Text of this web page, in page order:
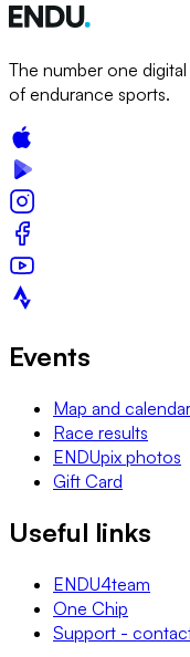
The number one
of endurance sports.
Events
Map and calendar
Race results
ENDUpix photos
Gift Card
Useful links
ENDU4team
One Chip
Support -